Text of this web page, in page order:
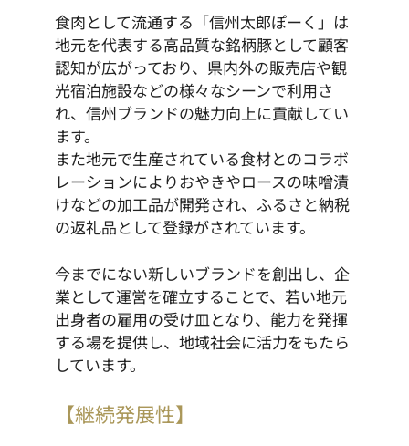
食肉として流通する「信州太郎ぽーく」は
地元を代表する高品質な銘柄豚として顧客
認知が広がっており、県内外の販売店や観
光宿泊施設などの様々なシーンで利用さ
れ、信州ブランドの魅力向上に貢献してい
ます。
また地元で生産されている食材とのコラボ
レーションによりおやきやロースの味噌漬
けなどの加工品が開発され、ふるさと納税
の返礼品として登録がされています。
今までにない新しいブランドを創出し、企
業として運営を確立することで、若い地元
出身者の雇用の受け皿となり、能力を発揮
する場を提供し、地域社会に活力をもたら
しています。
【継続発展性】